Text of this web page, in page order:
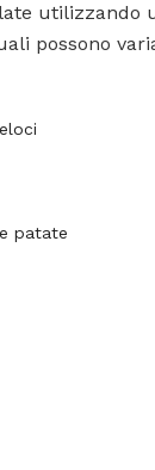
utilizzando
possono
patate